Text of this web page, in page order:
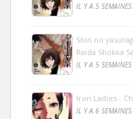
IL Y A 5
Shin no
Raida Shokka
IL Y A 5
Iron Ladies -
IL Y A 6